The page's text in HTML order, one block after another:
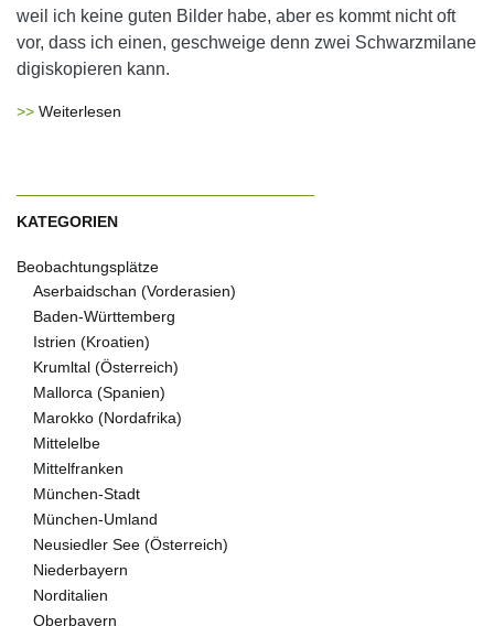
weil ich keine guten Bilder habe, aber es kommt nicht oft
vor, dass ich einen, geschweige denn zwei Schwarzmilane
digiskopieren kann.
Weiterlesen
KATEGORIEN
Beobachtungsplätze
Aserbaidschan (Vorderasien)
Baden-Württemberg
Istrien (Kroatien)
Krumltal (Österreich)
Mallorca (Spanien)
Marokko (Nordafrika)
Mittelelbe
Mittelfranken
München-Stadt
München-Umland
Neusiedler See (Österreich)
Niederbayern
Norditalien
Oberbayern